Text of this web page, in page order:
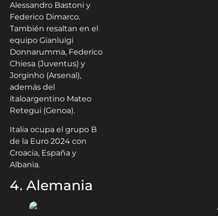
Alessandro Bastoni y
Federico Dimarco.
También resaltan en el
equipo Gianluigi
Donnarumma, Federico
Chiesa (Juventus) y
Jorginho (Arsenal),
además del
ítaloargentino Mateo
Retegui (Genoa).
Italia ocupa el grupo B
de la Euro 2024 con
Croacia, España y
Albania.
4. Alemania